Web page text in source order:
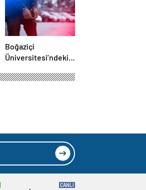
Boğaziçi
Üniversitesi’ndeki
tutuklama
CANLI